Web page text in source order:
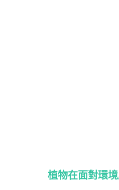
植物在面對環